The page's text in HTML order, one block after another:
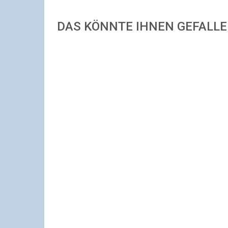
DAS KÖNNTE IHNEN